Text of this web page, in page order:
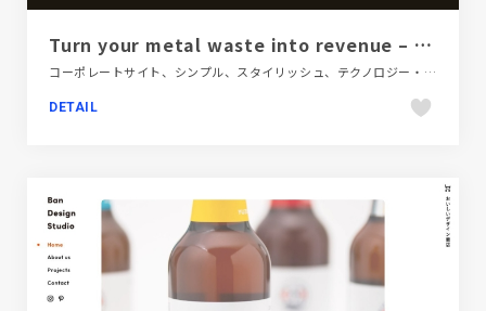
Turn your metal waste into revenue – Sun Metalon
コーポレートサイト、シンプル、スタイリッシュ、テクノロジー・サイエンス、フラットデザイン、ブラック系
DETAIL